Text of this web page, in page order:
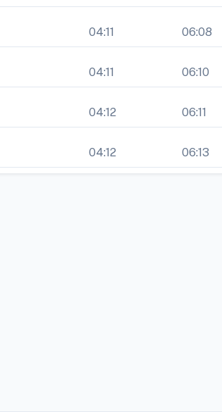
04:11 06:08
04:11 06:10
04:12 06:11
04:12 06:13